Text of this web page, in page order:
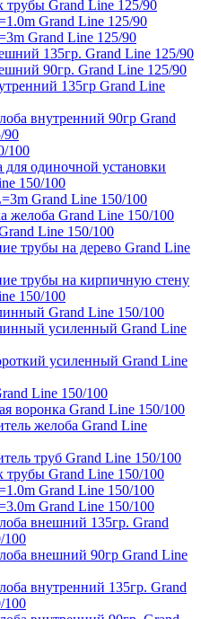
трубы Grand Line 125/90
Grand Line 125/90
Grand Line 125/90
135гр. Grand Line 125/90
90гр. Grand Line 125/90
135гр Grand Line
внутренний 90гр Grand
90
100
для одиночной установки
150/100
Grand Line 150/100
желоба Grand Line 150/100
Line 150/100
трубы на дерево Grand Line
трубы на кирпичную стену
150/100
Grand Line 150/100
усиленный Grand Line
усиленный Grand Line
Line 150/100
воронка Grand Line 150/100
желоба Grand Line
труб Grand Line 150/100
трубы Grand Line 150/100
Grand Line 150/100
Grand Line 150/100
внешний 135гр. Grand
100
внешний 90гр Grand Line
внутренний 135гр. Grand
100